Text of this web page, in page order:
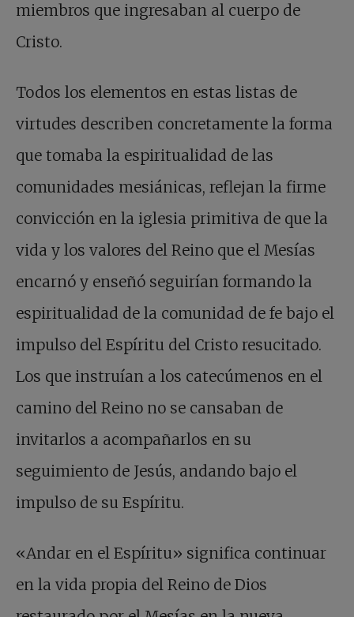
miembros que ingresaban al cuerpo de
Cristo.
Todos los elementos en estas listas de
virtudes describen concretamente la forma
que tomaba la espiritualidad de las
comunidades mesiánicas, reflejan la firme
convicción en la iglesia primitiva de que la
vida y los valores del Reino que el Mesías
encarnó y enseñó seguirían formando la
espiritualidad de la comunidad de fe bajo el
impulso del Espíritu del Cristo resucitado.
Los que instruían a los catecúmenos en el
camino del Reino no se cansaban de
invitarlos a acompañarlos en su
seguimiento de Jesús, andando bajo el
impulso de su Espíritu.
«Andar en el Espíritu» significa continuar
en la vida propia del Reino de Dios